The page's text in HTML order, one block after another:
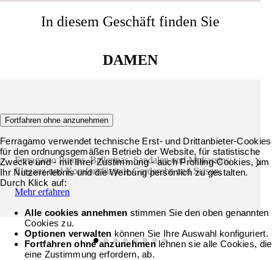
In diesem Geschäft finden Sie
DAMEN
Schuhe
Ferragamo Pumps, Ballerinas, Sandalen und Mokassins:
Eleganz und Komfort für jede Garderobe und Saison.
Mehr erfahren
Fortfahren ohne anzunehmen
Ferragamo verwendet technische Erst- und Drittanbieter-Cookies
für den ordnungsgemäßen Betrieb der Website, für statistische
Zwecke und - mit Ihrer Zustimmung - auch Profiling-Cookies, um
Ihr Nutzererlebnis und die Werbung persönlich zu gestalten.
Durch Klick auf:
Alle cookies annehmen stimmen Sie den oben genannten
Cookies zu.
Optionen verwalten können Sie Ihre Auswahl konfiguriert.
Fortfahren ohne anzunehmenlehnen sie alle Cookies, die
eine Zustimmung erfordern, ab.